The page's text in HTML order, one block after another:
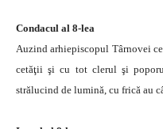
Condacul al 8-lea
Auzind arhiepiscopul Târnovei
cetăţii şi cu tot clerul şi
strălucind de lumină, cu frică au